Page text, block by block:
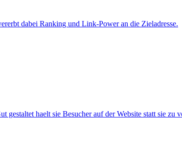
dabei Ranking und Link-Power an die Zieladresse.
haelt sie Besucher auf der Website statt sie zu